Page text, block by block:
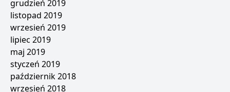
grudzień 2019
listopad 2019
wrzesień 2019
lipiec 2019
maj 2019
styczeń 2019
październik 2018
wrzesień 2018